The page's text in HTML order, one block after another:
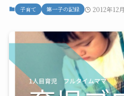
子育て 第一子の記録 2012年12